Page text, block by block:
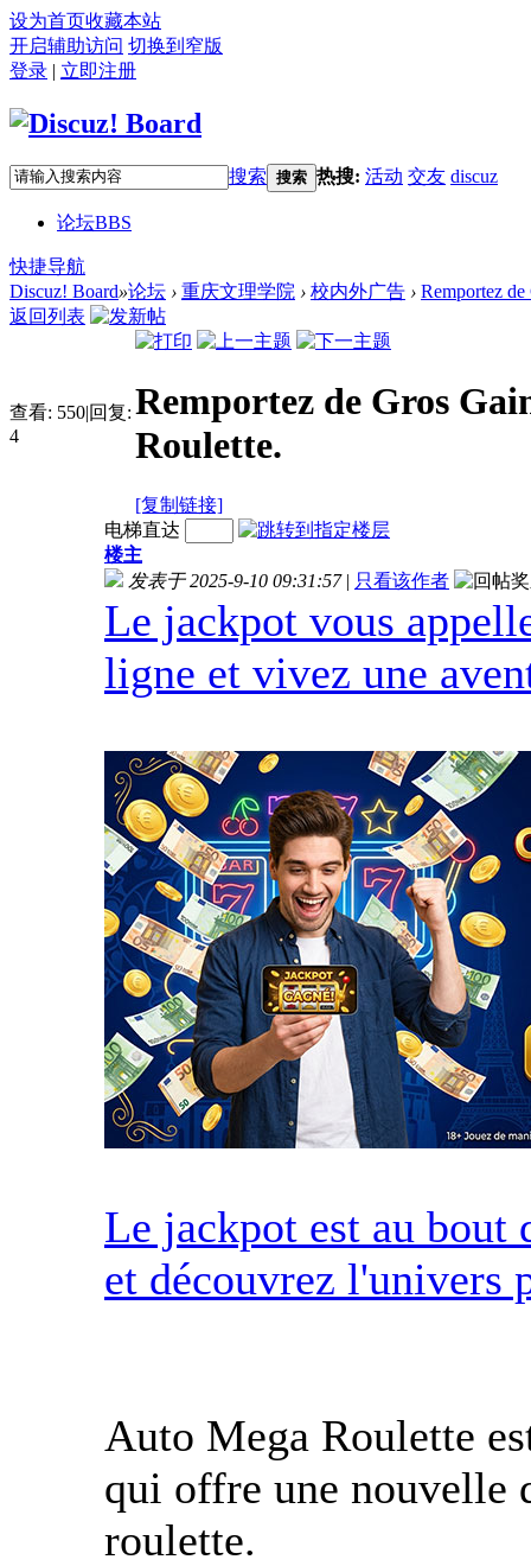
设为首页收藏本站
开启辅助访问 切换到窄版
登录 | 立即注册
搜索 搜索 热搜: 活动 交友 discuz
论坛BBS
快捷导航
Discuz! Board»论坛 › 重庆文理学院 › 校内外广告 › Remportez
返回列表
查看: 550|回复:
4
Remportez de Gros
Roulette.
[复制链接]
电梯直达
楼主
发表于 2025-9-10 09:31:57 | 只看该作者
Le jackpot vous
ligne et vivez une
Le jackpot est au bout
et découvrez l'univers
Auto Mega Roulette
qui offre une nouvelle
roulette.